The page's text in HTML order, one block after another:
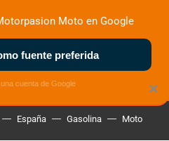
MOTOS ELÉCTRICAS
España Gasolina Moto
×
Moto en Google
fuente preferida
cuenta de Google